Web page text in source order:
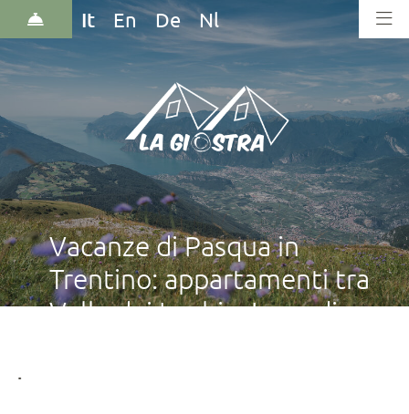
It En De Nl
Vacanze di Pasqua in
Trentino: appartamenti tra
Valle dei Laghi e Lago di
.